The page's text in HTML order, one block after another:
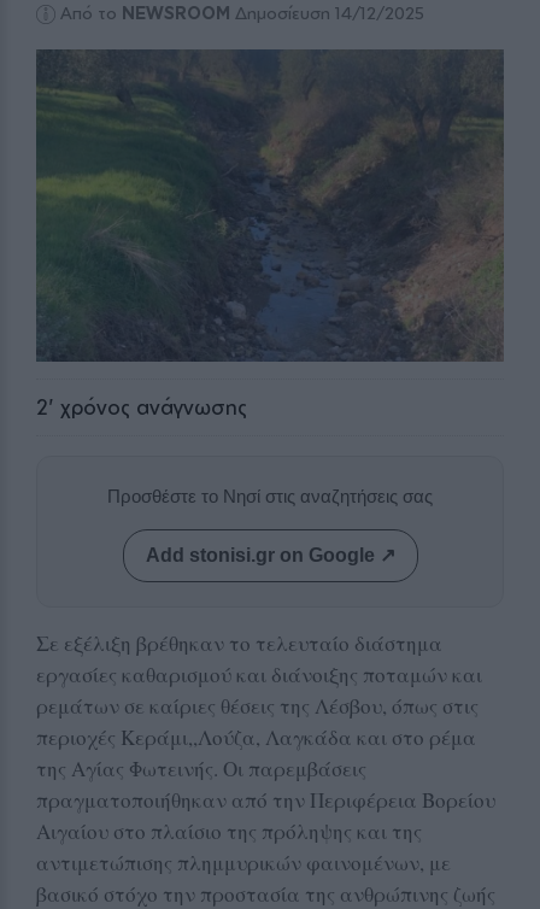
Από το NEWSROOM Δημοσίευση 14/12/2025
2' χρόνος ανάγνωσης
Προσθέστε το Νησί στις αναζητήσεις σας
Add stonisi.gr on Google ↗
Σε εξέλιξη βρέθηκαν το τελευταίο διάστημα
εργασίες καθαρισμού και διάνοιξης ποταμών και
ρεμάτων σε καίριες θέσεις της Λέσβου, όπως στις
περιοχές Κεράμι,,Λούζα, Λαγκάδα και στο ρέμα
της Αγίας Φωτεινής. Οι παρεμβάσεις
πραγματοποιήθηκαν από την Περιφέρεια Βορείου
Αιγαίου στο πλαίσιο της πρόληψης και της
αντιμετώπισης πλημμυρικών φαινομένων, με
βασικό στόχο την προστασία της ανθρώπινης ζωής